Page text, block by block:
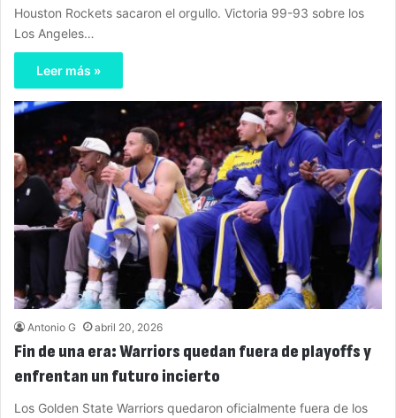
Houston Rockets sacaron el orgullo. Victoria 99-93 sobre los
Los Angeles…
Leer más »
Antonio G abril 20, 2026
Fin de una era: Warriors quedan fuera de playoffs y
enfrentan un futuro incierto
Los Golden State Warriors quedaron oficialmente fuera de los